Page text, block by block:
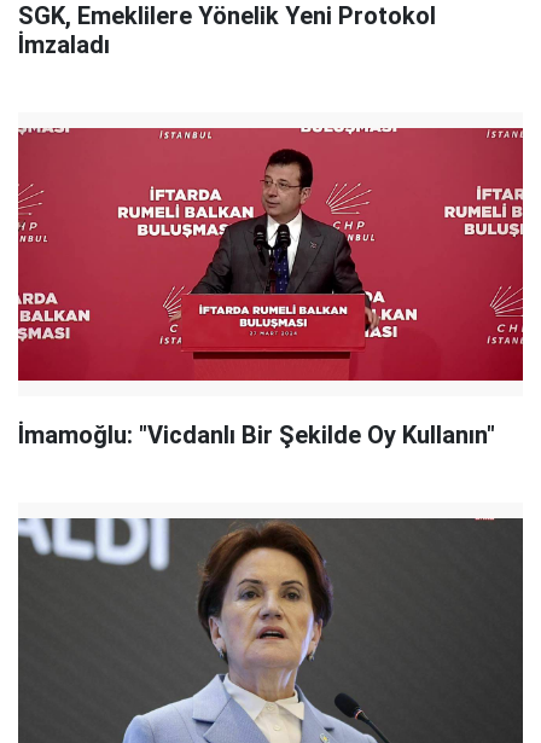
SGK, Emeklilere Yönelik Yeni Protokol
İmzaladı
İmamoğlu: "Vicdanlı Bir Şekilde Oy Kullanın"